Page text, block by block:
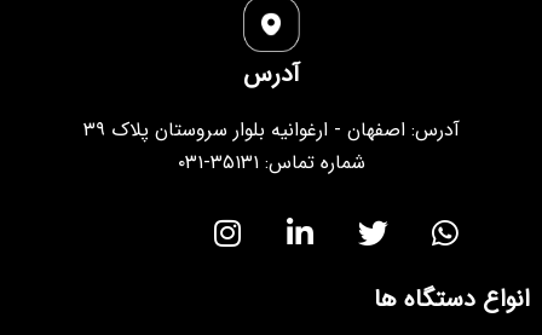
آدرس
آدرس: اصفهان - ارغوانیه بلوار سروستان پلاک ۳۹
شماره تماس: ۳۵۱۳۱-۰۳۱
انواع دستگاه ها